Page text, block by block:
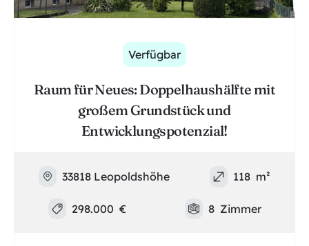
Verfügbar
Raum für Neues: Doppelhaushälfte mit
großem Grundstück und
Entwicklungspotenzial!
33818 Leopoldshöhe 118 m²
298.000 € 8 Zimmer